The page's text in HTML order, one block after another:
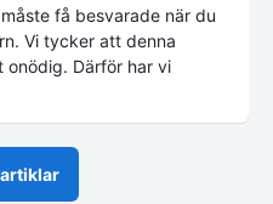
få besvarade när du
Vi tycker att denna
onödig. Därför har vi
artiklar